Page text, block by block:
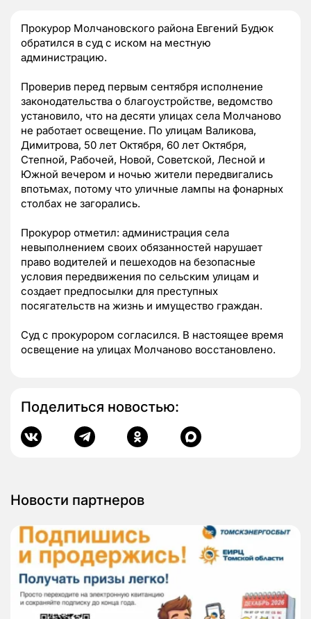
Прокурор Молчановского района Евгений Будюк
обратился в суд с иском на местную
администрацию.
Проверив перед первым сентября исполнение
законодательства о благоустройстве, ведомство
установило, что на десяти улицах села Молчаново
не работает освещение. По улицам Валикова,
Димитрова, 50 лет Октября, 60 лет Октября,
Степной, Рабочей, Новой, Советской, Лесной и
Южной вечером и ночью жители передвигались
впотьмах, потому что уличные лампы на фонарных
столбах не загорались.
Прокурор отметил: администрация села
невыполнением своих обязанностей нарушает
право водителей и пешеходов на безопасные
условия передвижения по сельским улицам и
создает предпосылки для преступных
посягательств на жизнь и имущество граждан.
Суд с прокурором согласился. В настоящее время
освещение на улицах Молчаново восстановлено.
Поделиться новостью:
Новости партнеров